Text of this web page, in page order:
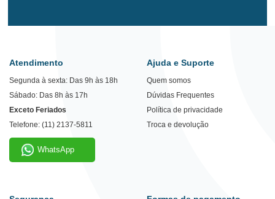
Atendimento
Segunda à sexta: Das 9h às 18h
Sábado: Das 8h às 17h
Exceto Feriados
Telefone: (11) 2137-5811
WhatsApp
Ajuda e Suporte
Quem somos
Dúvidas Frequentes
Política de privacidade
Troca e devolução